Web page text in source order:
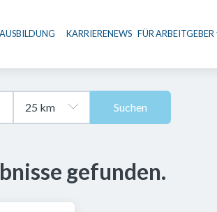
AUSBILDUNG KARRIERENEWS FÜR ARBEITGEBER
Suchen
gefunden.